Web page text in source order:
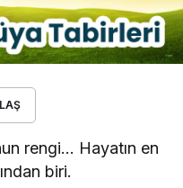
rengi… Hayatın en
biri.